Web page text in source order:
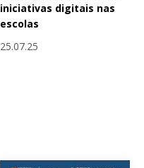
iniciativas digitais nas
escolas
25.07.25